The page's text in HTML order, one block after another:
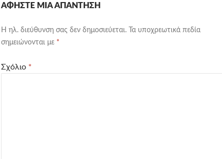
ΑΦΉΣΤΕ ΜΙΑ ΑΠΆΝΤΗΣΗ
Η ηλ. διεύθυνση σας δεν δημοσιεύεται.
Τα υποχρεωτικά πεδία
σημειώνονται με *
Σχόλιο *